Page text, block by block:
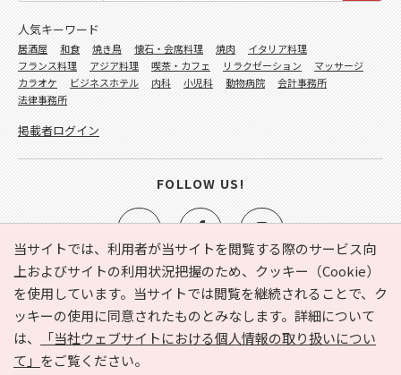
当サイトでは、利用者が当サイトを閲覧する際のサービス向
上およびサイトの利用状況把握のため、クッキー（Cookie）
を使用しています。当サイトでは閲覧を継続されることで、ク
ッキーの使用に同意されたものとみなします。詳細について
は、
「当社ウェブサイトにおける個人情報の取り扱いについ
て」 をご覧ください。
e-NAVITA（イーナビタ）とは？ お気に入り
ヘルプ
利用規約
個人情報の取り扱いについて
運営会社
サイトマップ
広告掲載に関するお問い合わせ
人気キーワード
居酒屋 和食 焼き鳥 懐石・会席料理 焼肉
イタリア料理
フランス料理
アジア料理 喫茶・カフェ リラクゼーション
マッサージ
カラオケ
ビジネスホテル 内科 小児科 動物病院
会計事務所
法律事務所
掲載者ログイン
FOLLOW US!